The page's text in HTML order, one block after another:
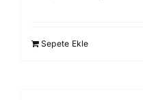
Sepete Ekle